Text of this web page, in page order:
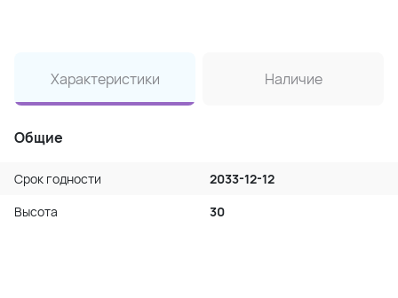
Характеристики Наличие
Общие
Срок годности
2033-12-12
Высота
30